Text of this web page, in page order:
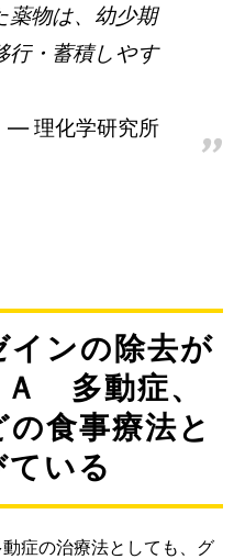
薬物は、幼少期
行・蓄積しやす
理化学研究所
インの除去が
多動症、
食事療法と
ている
症の治療法としても、グ